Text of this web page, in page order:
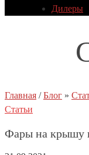
Дилеры
Главная / Блог »
Статьи
Фары на крышу